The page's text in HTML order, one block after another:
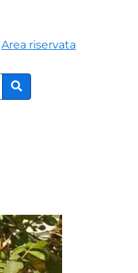
Area riservata
Cerca